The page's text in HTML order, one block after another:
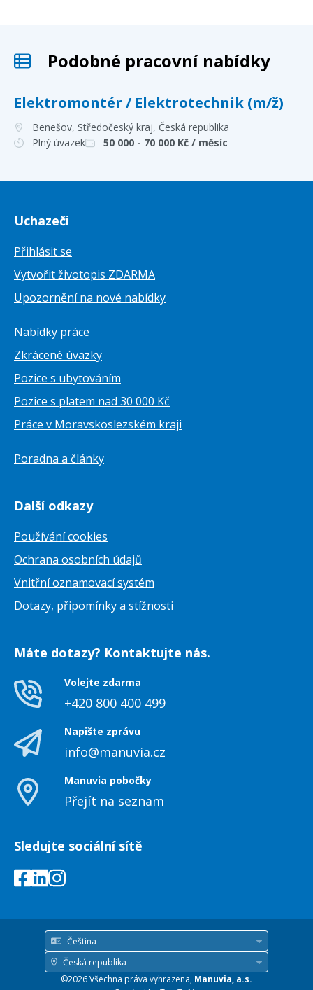
Podobné pracovní nabídky
Elektromontér / Elektrotechnik (m/ž)
Benešov, Středočeský kraj, Česká republika
Plný úvazek
50 000 - 70 000 Kč / měsíc
Uchazeči
Přihlásit se
Vytvořit životopis ZDARMA
Upozornění na nové nabídky
Nabídky práce
Zkrácené úvazky
Pozice s ubytováním
Pozice s platem nad 30 000 Kč
Práce v Moravskoslezském kraji
Poradna a články
Další odkazy
Používání cookies
Ochrana osobních údajů
Vnitřní oznamovací systém
Dotazy, připomínky a stížnosti
Máte dotazy? Kontaktujte nás.
Volejte zdarma
+420 800 400 499
Napište zprávu
info@manuvia.cz
Manuvia pobočky
Přejít na seznam
Sledujte sociální sítě
Čeština
Jazyk
Česká republika
Země
©2026 Všechna práva vyhrazena, Manuvia, a.s.